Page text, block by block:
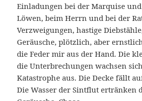
Einladungen bei der Marquise
Löwen, beim Herrn und bei der
Verzweigungen, hastige
Geräusche, plötzlich, aber
die Feder mir aus der Hand. Die
die Unterbrechungen wachsen
Katastrophe aus. Die Decke fällt
Die Wasser der Sintflut ertränken